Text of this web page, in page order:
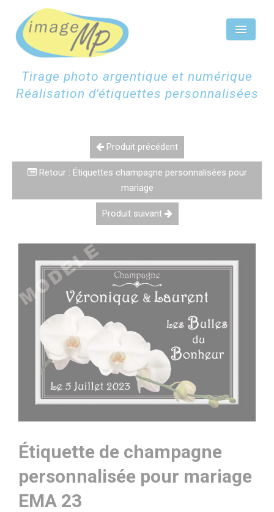
Tirage photo argentique et numérique
Réalisation d'étiquettes personnalisées
ÉTIQUETTES CHAMPAGNE
ÉTIQUETTES PERSONNALISÉES
CONTACTEZ-NOUS
Produit précédent
Retour : Étiquettes champagne personnalisées pour
mariage
Produit suivant
Étiquette de champagne
personnalisée pour mariage
EMA 23
Panneau de gestion des cookies